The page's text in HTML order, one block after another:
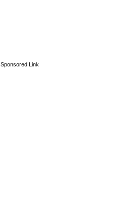
Sponsored Link